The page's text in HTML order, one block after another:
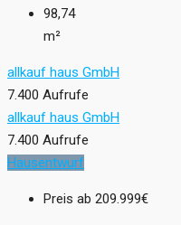
98,74
m²
allkauf haus GmbH
7.400 Aufrufe
allkauf haus GmbH
7.400 Aufrufe
Hausentwurf
Preis ab 209.999€